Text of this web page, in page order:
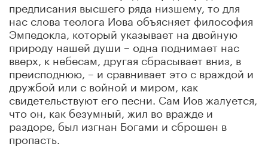
предписания высшего ряда низшему, то для
нас слова теолога Иова объясняет философия
Эмпедокла, который указывает на двойную
природу нашей души – одна поднимает нас
вверх, к небесам, другая сбрасывает вниз, в
преисподнюю, – и сравнивает это с враждой и
дружбой или с войной и миром, как
свидетельствуют его песни. Сам Иов жалуется,
что он, как безумный, жил во вражде и
раздоре, был изгнан Богами и сброшен в
пропасть.